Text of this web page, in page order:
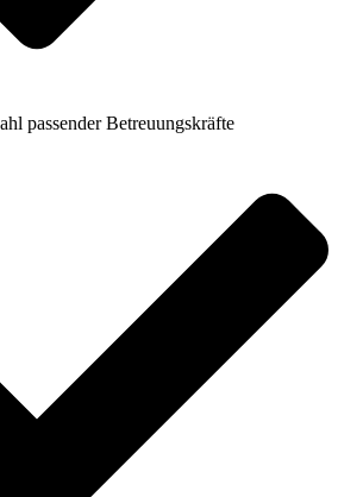
passender Betreuungskräfte